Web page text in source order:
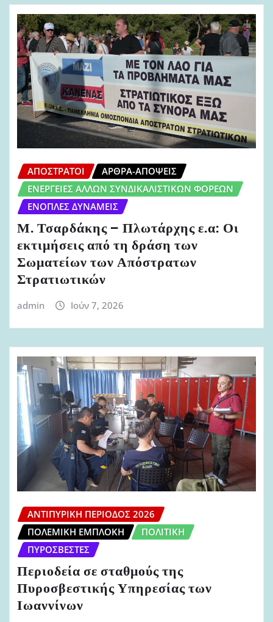
ΑΠΌΣΤΡΑΤΟΙ
ΆΡΘΡΑ-ΑΠΌΨΕΙΣ
ΕΝΈΡΓΕΙΕΣ ΆΛΛΩΝ ΣΥΝΔΙΚΑΛΙΣΤΙΚΏΝ ΦΟΡΈΩΝ
ΈΝΟΠΛΕΣ ΔΥΝΆΜΕΙΣ
Μ. Τσαρδάκης – Πλωτάρχης ε.α: Οι
εκτιμήσεις από τη δράση των
Σωματείων των Απόστρατων
Στρατιωτικών
admin Ιούν 7, 2026
ΑΝΤΙΠΥΡΙΚΉ ΠΕΡΊΟΔΟΣ 2026
ΠΟΛΕΜΙΚΉ ΕΜΠΛΟΚΉ
ΠΟΛΙΤΙΚΉ
ΠΥΡΟΣΒΈΣΤΕΣ
Περιοδεία σε σταθμούς της
Πυροσβεστικής Υπηρεσίας των
Ιωαννίνων